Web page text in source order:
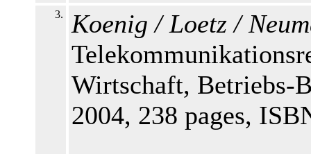
3.
Koenig / Loetz /
Wirtschaft, Betriebs-
2004, 238 pages,